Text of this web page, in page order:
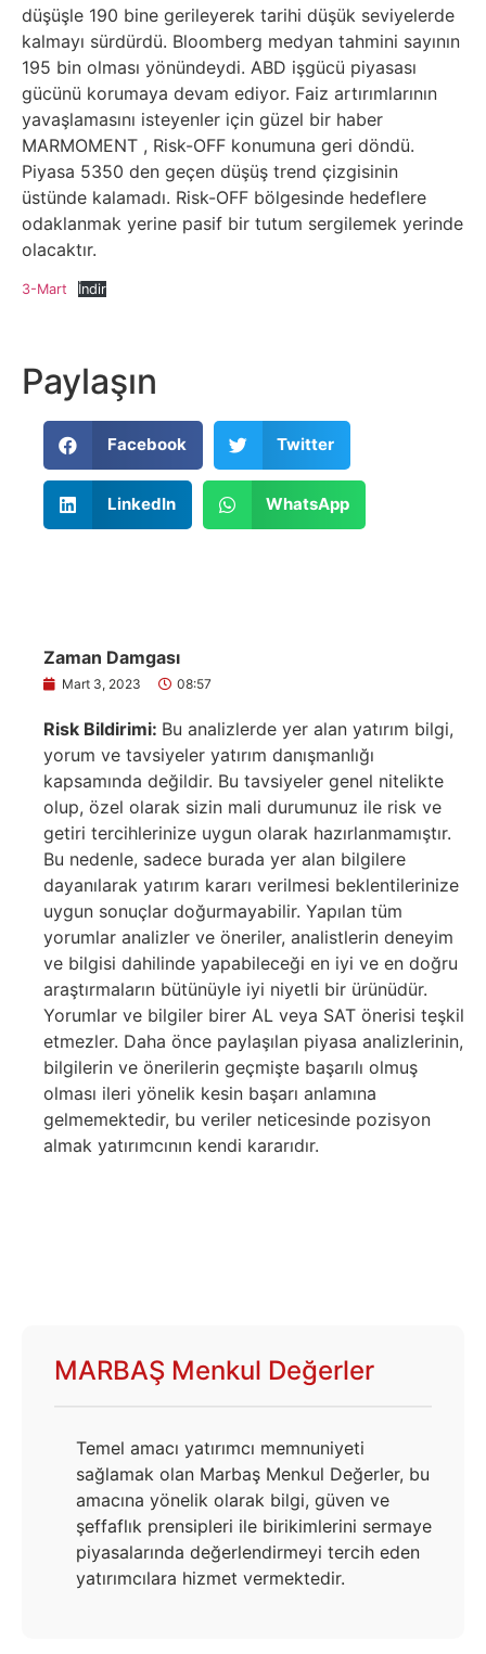
düşüşle 190 bine gerileyerek tarihi düşük seviyelerde
kalmayı sürdürdü. Bloomberg medyan tahmini sayının
195 bin olması yönündeydi. ABD işgücü piyasası
gücünü korumaya devam ediyor. Faiz artırımlarının
yavaşlamasını isteyenler için güzel bir haber
MARMOMENT , Risk-OFF konumuna geri döndü.
Piyasa 5350 den geçen düşüş trend çizgisinin
üstünde kalamadı. Risk-OFF bölgesinde hedeflere
odaklanmak yerine pasif bir tutum sergilemek yerinde
olacaktır.
3-Mart İndir
Paylaşın
Facebook Twitter
LinkedIn WhatsApp
Zaman Damgası
Mart 3, 2023 08:57
Risk Bildirimi: Bu analizlerde yer alan yatırım bilgi,
yorum ve tavsiyeler yatırım danışmanlığı
kapsamında değildir. Bu tavsiyeler genel nitelikte
olup, özel olarak sizin mali durumunuz ile risk ve
getiri tercihlerinize uygun olarak hazırlanmamıştır.
Bu nedenle, sadece burada yer alan bilgilere
dayanılarak yatırım kararı verilmesi beklentilerinize
uygun sonuçlar doğurmayabilir. Yapılan tüm
yorumlar analizler ve öneriler, analistlerin deneyim
ve bilgisi dahilinde yapabileceği en iyi ve en doğru
araştırmaların bütünüyle iyi niyetli bir ürünüdür.
Yorumlar ve bilgiler birer AL veya SAT önerisi teşkil
etmezler. Daha önce paylaşılan piyasa analizlerinin,
bilgilerin ve önerilerin geçmişte başarılı olmuş
olması ileri yönelik kesin başarı anlamına
gelmemektedir, bu veriler neticesinde pozisyon
almak yatırımcının kendi kararıdır.
MARBAŞ Menkul Değerler
Temel amacı yatırımcı memnuniyeti
sağlamak olan Marbaş Menkul Değerler, bu
amacına yönelik olarak bilgi, güven ve
şeffaflık prensipleri ile birikimlerini sermaye
piyasalarında değerlendirmeyi tercih eden
yatırımcılara hizmet vermektedir.